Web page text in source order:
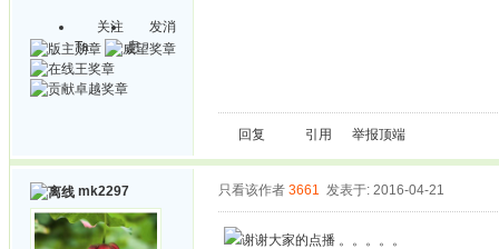
关注
Ta
发消
息
回复 引用 举报顶端
mk2297 只看该作者 3661 发表于: 2016-04-21
谢谢大家的点播 。。。。。